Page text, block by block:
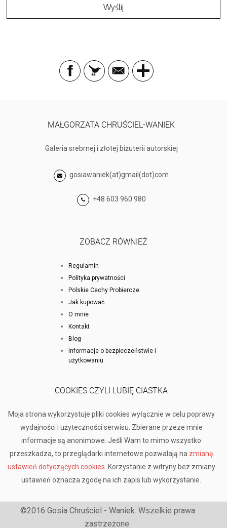
MAŁGORZATA CHRUŚCIEL-WANIEK
Galeria srebrnej i złotej biżuterii autorskiej
gosiawaniek(at)gmail(dot)com
+48 603 960 980
ZOBACZ RÓWNIEŻ
Regulamin
Polityka prywatności
Polskie Cechy Probiercze
Jak kupować
O mnie
Kontakt
Blog
Informacje o bezpieczeństwie i
użytkowaniu
COOKIES CZYLI LUBIĘ CIASTKA
Moja strona wykorzystuje pliki cookies wyłącznie w celu poprawy
wydajności i użyteczności serwisu. Zbierane przeze mnie
informacje są anonimowe. Jeśli Wam to mimo wszystko
przeszkadza, to przeglądarki internetowe pozwalają na zmianę
ustawień dotyczących cookies . Korzystanie z witryny bez zmiany
ustawień oznacza zgodę na ich zapis lub wykorzystanie.
©2016 Gosia Chruściel - Waniek. Wszelkie prawa
zastrzeżone.